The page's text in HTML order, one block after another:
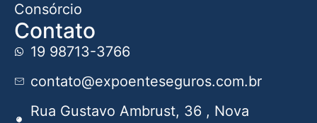
Consórcio
Contato
19 98713-3766
contato@expoenteseguros.com.br
Rua Gustavo Ambrust, 36 , Nova